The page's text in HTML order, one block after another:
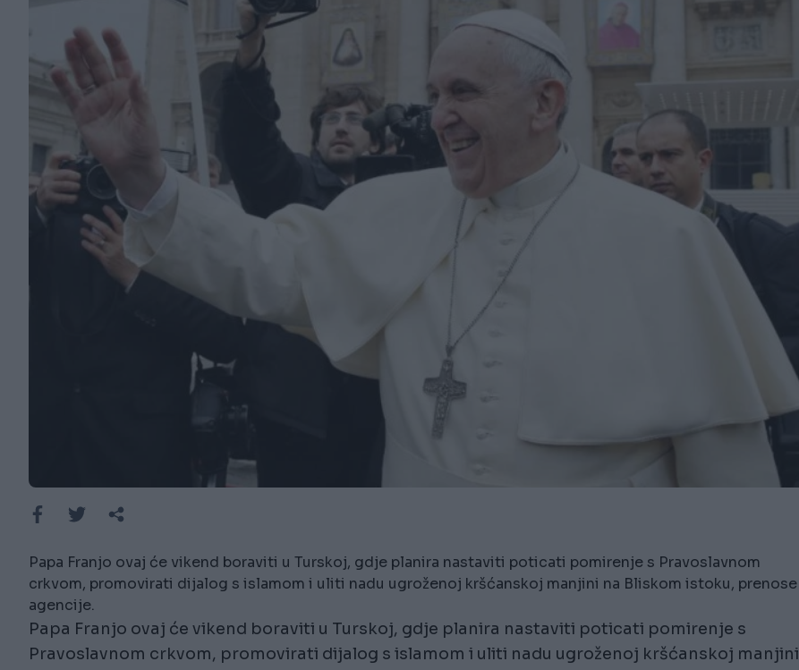
Papa Franjo ovaj će vikend boraviti u Turskoj, gdje planira nastaviti poticati pomirenje s Pravoslavnom
crkvom, promovirati dijalog s islamom i uliti nadu ugroženoj kršćanskoj manjini na Bliskom istoku, prenose
agencije.
Papa Franjo ovaj će vikend boraviti u Turskoj, gdje planira nastaviti poticati pomirenje s
Pravoslavnom crkvom, promovirati dijalog s islamom i uliti nadu ugroženoj kršćanskoj manjini